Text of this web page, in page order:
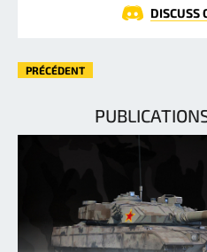
DISCUSS
PRÉCÉDENT